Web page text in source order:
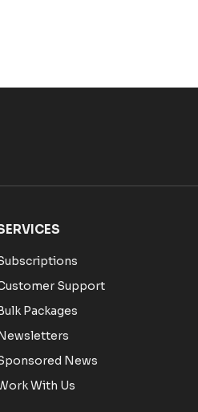
Support
Bulk Packages
Newsletters
News
With Us